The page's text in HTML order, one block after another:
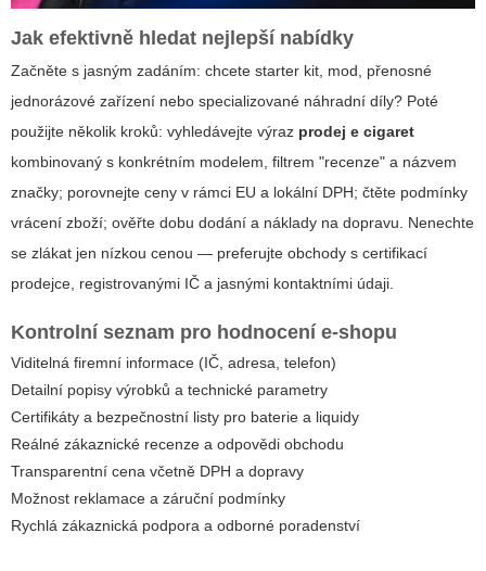
Jak efektivně hledat nejlepší nabídky
Začněte s jasným zadáním: chcete starter kit, mod, přenosné
jednorázové zařízení nebo specializované náhradní díly? Poté
použijte několik kroků: vyhledávejte výraz prodej e cigaret
kombinovaný s konkrétním modelem, filtrem "recenze" a názvem
značky; porovnejte ceny v rámci EU a lokální DPH; čtěte podmínky
vrácení zboží; ověřte dobu dodání a náklady na dopravu. Nenechte
se zlákat jen nízkou cenou — preferujte obchody s certifikací
prodejce, registrovanými IČ a jasnými kontaktními údaji.
Kontrolní seznam pro hodnocení e-shopu
Viditelná firemní informace (IČ, adresa, telefon)
Detailní popisy výrobků a technické parametry
Certifikáty a bezpečnostní listy pro baterie a liquidy
Reálné zákaznické recenze a odpovědi obchodu
Transparentní cena včetně DPH a dopravy
Možnost reklamace a záruční podmínky
Rychlá zákaznická podpora a odborné poradenství